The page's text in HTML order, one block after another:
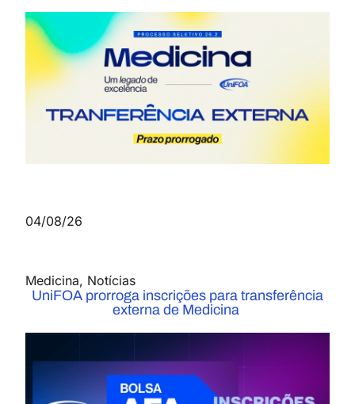
04/08/26
Medicina, Notícias
UniFOA prorroga inscrições para transferência
externa de Medicina